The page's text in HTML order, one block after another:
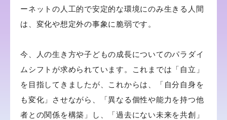
君は未知数について
ーネットの人工的で安定的な環境にのみ生きる人間
は、変化や想定外の事象に脆弱です。
今、人の生き方や子どもの成長についてのパラダイ
ムシフトが求められています。これまでは「自立」
を目指してきましたが、これからは、「自分自身を
も変化」させながら、「異なる個性や能力を持つ他
者との関係を構築」し、「過去にない未来を共創」